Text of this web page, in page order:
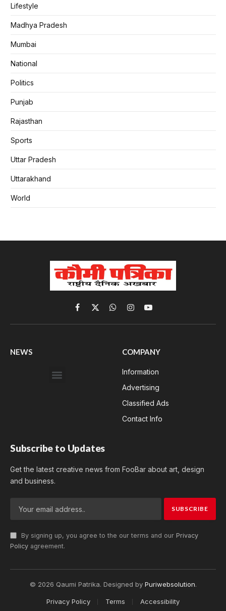
Lifestyle
Madhya Pradesh
Mumbai
National
Politics
Punjab
Rajasthan
Sports
Uttar Pradesh
Uttarakhand
World
Facebook
X
(Twitter)
WhatsApp
InstagramYouTube
NEWS COMPANY
Information
Advertising
Classified Ads
Contact Info
Subscribe to Updates
Get the latest creative news from FooBar about art, design
and business.
By signing up, you agree to the our terms and our Privacy
Policy agreement.
© 2026 Qaumi Patrika. Designed by Puriwebsolution.
Privacy Policy Terms Accessibility